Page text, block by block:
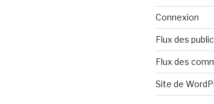
Connexion
Flux des
Flux des
Site de